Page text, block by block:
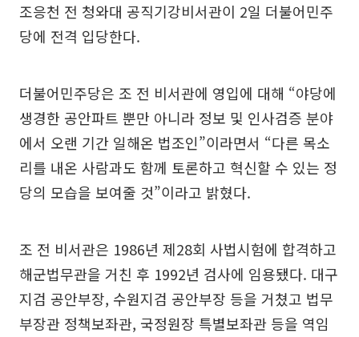
조응천 전 청와대 공직기강비서관이 2일 더불어민주
당에 전격 입당한다.
더불어민주당은 조 전 비서관에 영입에 대해 “야당에
생경한 공안파트 뿐만 아니라 정보 및 인사검증 분야
에서 오랜 기간 일해온 법조인”이라면서 “다른 목소
리를 내온 사람과도 함께 토론하고 혁신할 수 있는 정
당의 모습을 보여줄 것”이라고 밝혔다.
조 전 비서관은 1986년 제28회 사법시험에 합격하고
해군법무관을 거친 후 1992년 검사에 임용됐다. 대구
지검 공안부장, 수원지검 공안부장 등을 거쳤고 법무
부장관 정책보좌관, 국정원장 특별보좌관 등을 역임